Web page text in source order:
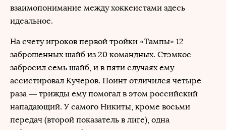
взаимопонимание между хоккеистами здесь
идеальное.
На счету игроков первой тройки «Тампы» 12
заброшенных шайб из 20 командных. Стэмкос
забросил семь шайб, и в пяти случаях ему
ассистировал Кучеров. Поинт отличился четыре
раза — трижды ему помогал в этом российский
нападающий. У самого Никиты, кроме восьми
передач (второй показатель в лиге), одна